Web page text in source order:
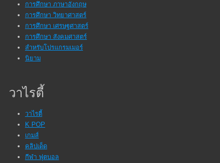
การศึกษา ภาษาอังกฤษ
การศึกษา วิทยาศาสตร์
การศึกษา เศรษฐศาสตร์
การศึกษา สังคมศาสตร์
สำหรับโปรแกรมเมอร์
นิยาม
วาไรตี้
วาไรตี้
K POP
เกมส์
คลิปเด็ด
กีฬา ฟุตบอล